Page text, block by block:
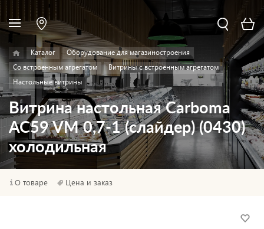
Каталог
Оборудование для магазиностроения
Со встроенным агрегатом
Витрины с встроенным агрегатом
Настольные витрины
Витрина настольная Carboma
AC59 VM 0,7-1 (слайдер) (0430)
холодильная
О товаре Цена и заказ